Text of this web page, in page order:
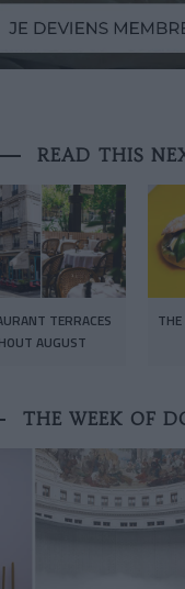
READ THIS
TERRACES
AUGUST
THE WEEK OF